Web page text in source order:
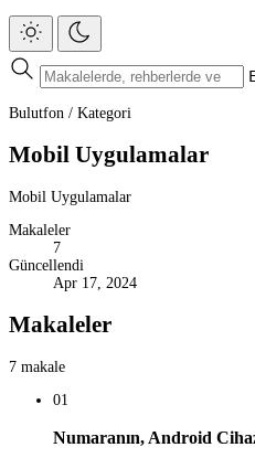
Bulutfon / Kategori
Mobil Uygulamalar
Mobil Uygulamalar
Makaleler
7
Güncellendi
Apr 17, 2024
Makaleler
7 makale
01
Numaranın, Android